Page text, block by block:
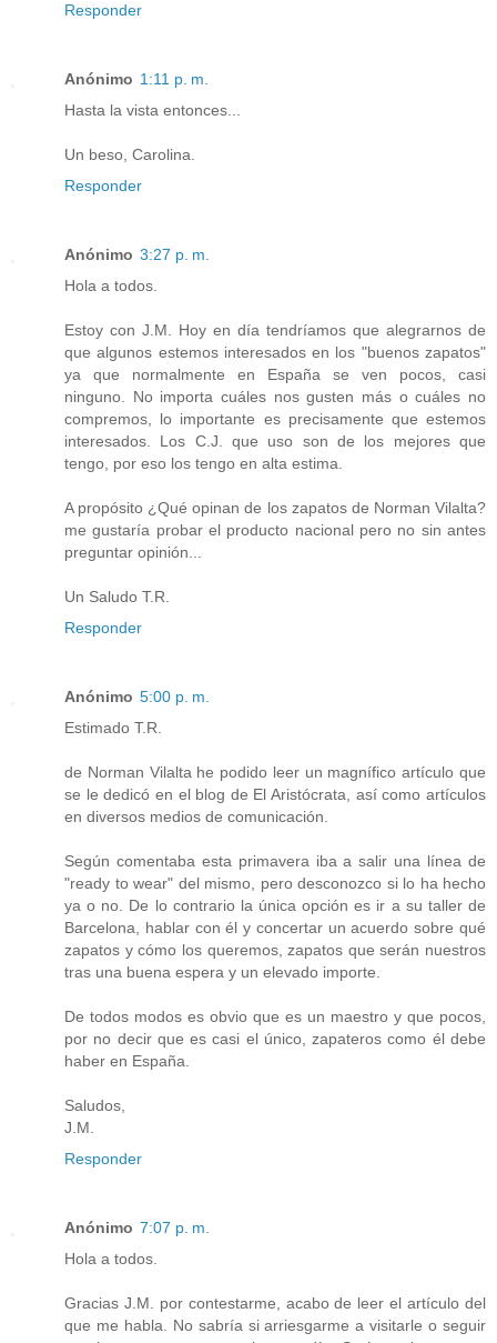
Responder
Anónimo 1:11 p. m.
Hasta la vista entonces...
Un beso, Carolina.
Responder
Anónimo 3:27 p. m.
Hola a todos.
Estoy con J.M. Hoy en día tendríamos que alegrarnos de
que algunos estemos interesados en los "buenos zapatos"
ya que normalmente en España se ven pocos, casi
ninguno. No importa cuáles nos gusten más o cuáles no
compremos, lo importante es precisamente que estemos
interesados. Los C.J. que uso son de los mejores que
tengo, por eso los tengo en alta estima.
A propósito ¿Qué opinan de los zapatos de Norman Vilalta?
me gustaría probar el producto nacional pero no sin antes
preguntar opinión...
Un Saludo T.R.
Responder
Anónimo 5:00 p. m.
Estimado T.R.
de Norman Vilalta he podido leer un magnífico artículo que
se le dedicó en el blog de El Aristócrata, así como artículos
en diversos medios de comunicación.
Según comentaba esta primavera iba a salir una línea de
"ready to wear" del mismo, pero desconozco si lo ha hecho
ya o no. De lo contrario la única opción es ir a su taller de
Barcelona, hablar con él y concertar un acuerdo sobre qué
zapatos y cómo los queremos, zapatos que serán nuestros
tras una buena espera y un elevado importe.
De todos modos es obvio que es un maestro y que pocos,
por no decir que es casi el único, zapateros como él debe
haber en España.
Saludos,
J.M.
Responder
Anónimo 7:07 p. m.
Hola a todos.
Gracias J.M. por contestarme, acabo de leer el artículo del
que me habla. No sabría si arriesgarme a visitarle o seguir